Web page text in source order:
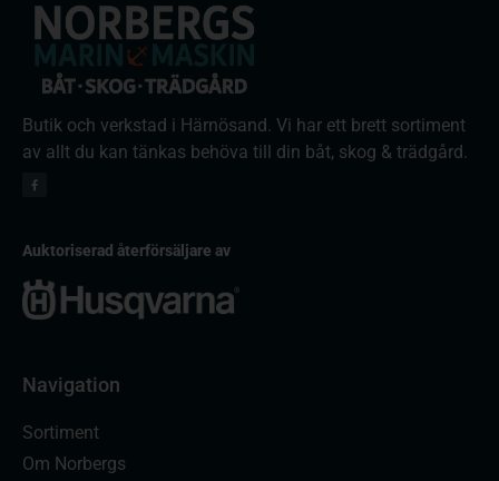
Butik och verkstad i Härnösand. Vi har ett brett sortiment
av allt du kan tänkas behöva till din båt, skog & trädgård.
Auktoriserad återförsäljare av
Navigation
Sortiment
Om Norbergs